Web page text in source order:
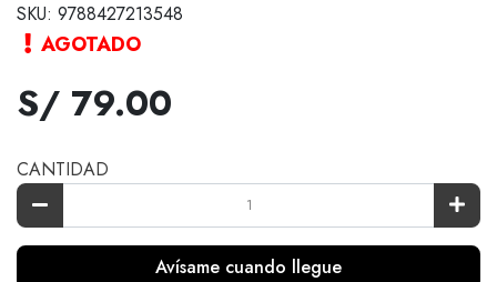
SKU: 9788427213548
AGOTADO
S/ 79.00
CANTIDAD
Avísame cuando llegue